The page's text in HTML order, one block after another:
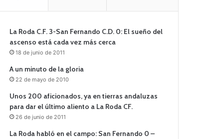
La Roda C.F. 3-San Fernando C.D. 0: El sueño del
ascenso está cada vez más cerca
18 de junio de 2011
A un minuto de la gloria
22 de mayo de 2010
Unos 200 aficionados, ya en tierras andaluzas
para dar el último aliento a La Roda CF.
26 de junio de 2011
La Roda habló en el campo: San Fernando 0 –